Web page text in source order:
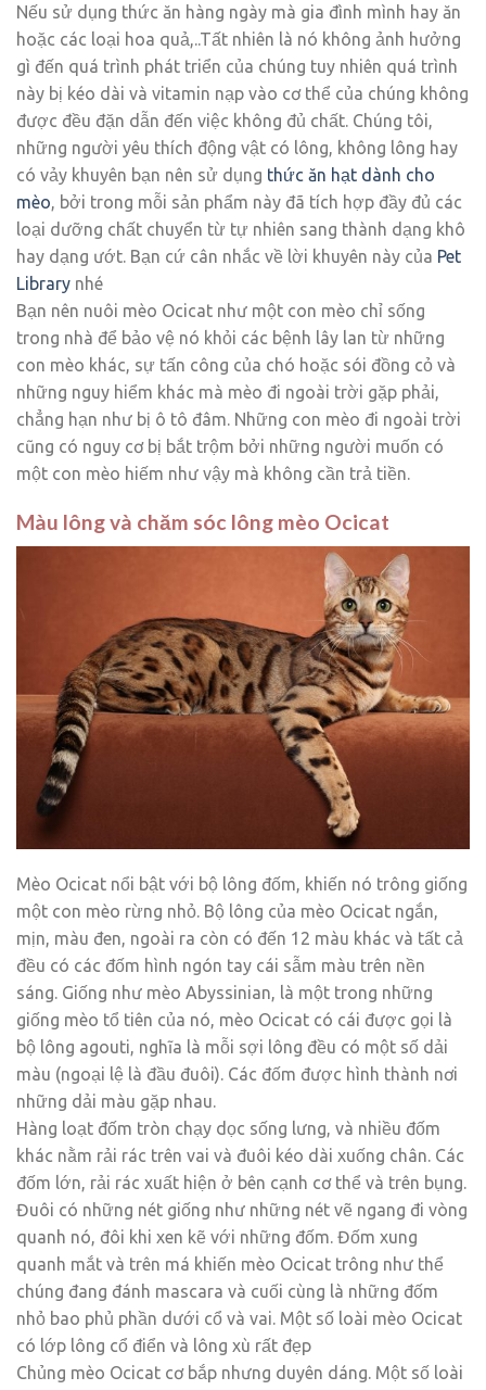
Nếu sử dụng thức ăn hàng ngày mà gia đình mình hay ăn
hoặc các loại hoa quả,..Tất nhiên là nó không ảnh hưởng
gì đến quá trình phát triển của chúng tuy nhiên quá trình
này bị kéo dài và vitamin nạp vào cơ thể của chúng không
được đều đặn dẫn đến việc không đủ chất. Chúng tôi,
những người yêu thích động vật có lông, không lông hay
có vảy khuyên bạn nên sử dụng thức ăn hạt dành cho
mèo, bởi trong mỗi sản phẩm này đã tích hợp đầy đủ các
loại dưỡng chất chuyển từ tự nhiên sang thành dạng khô
hay dạng ướt. Bạn cứ cân nhắc về lời khuyên này của Pet
Library nhé
Bạn nên nuôi mèo Ocicat như một con mèo chỉ sống
trong nhà để bảo vệ nó khỏi các bệnh lây lan từ những
con mèo khác, sự tấn công của chó hoặc sói đồng cỏ và
những nguy hiểm khác mà mèo đi ngoài trời gặp phải,
chẳng hạn như bị ô tô đâm. Những con mèo đi ngoài trời
cũng có nguy cơ bị bắt trộm bởi những người muốn có
một con mèo hiếm như vậy mà không cần trả tiền.
Màu lông và chăm sóc lông mèo Ocicat
Mèo Ocicat nổi bật với bộ lông đốm, khiến nó trông giống
một con mèo rừng nhỏ. Bộ lông của mèo Ocicat ngắn,
mịn, màu đen, ngoài ra còn có đến 12 màu khác và tất cả
đều có các đốm hình ngón tay cái sẫm màu trên nền
sáng. Giống như mèo Abyssinian, là một trong những
giống mèo tổ tiên của nó, mèo Ocicat có cái được gọi là
bộ lông agouti, nghĩa là mỗi sợi lông đều có một số dải
màu (ngoại lệ là đầu đuôi). Các đốm được hình thành nơi
những dải màu gặp nhau.
Hàng loạt đốm tròn chạy dọc sống lưng, và nhiều đốm
khác nằm rải rác trên vai và đuôi kéo dài xuống chân. Các
đốm lớn, rải rác xuất hiện ở bên cạnh cơ thể và trên bụng.
Đuôi có những nét giống như những nét vẽ ngang đi vòng
quanh nó, đôi khi xen kẽ với những đốm. Đốm xung
quanh mắt và trên má khiến mèo Ocicat trông như thể
chúng đang đánh mascara và cuối cùng là những đốm
nhỏ bao phủ phần dưới cổ và vai. Một số loài mèo Ocicat
có lớp lông cổ điển và lông xù rất đẹp
Chủng mèo Ocicat cơ bắp nhưng duyên dáng. Một số loài